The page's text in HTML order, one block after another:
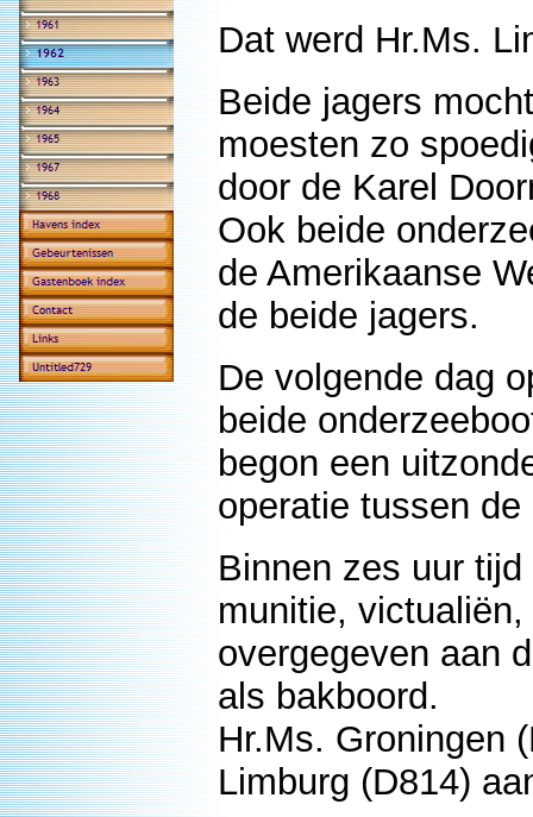
Dat werd Hr.Ms.
Beide jagers
moesten zo
door de Karel
Ook beide
de Amerikaanse
de beide jagers.
De volgende dag
beide
begon een
operatie tussen
Binnen zes uur
munitie,
overgegeven aan
als bakboord.
Hr.Ms. Groningen
Limburg (D814)